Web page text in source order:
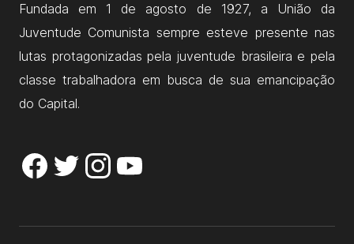
Fundada em 1 de agosto de 1927, a União da
Juventude Comunista sempre esteve presente nas
lutas protagonizadas pela juventude brasileira e pela
classe trabalhadora em busca de sua emancipação
do Capital.